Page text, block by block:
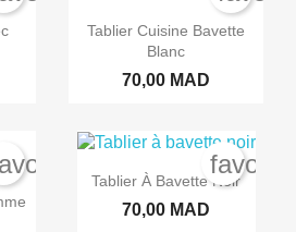
Tablier Cuisine Bavette
Blanc
70,00 MAD
Tablier À Bavette Noir
70,00 MAD